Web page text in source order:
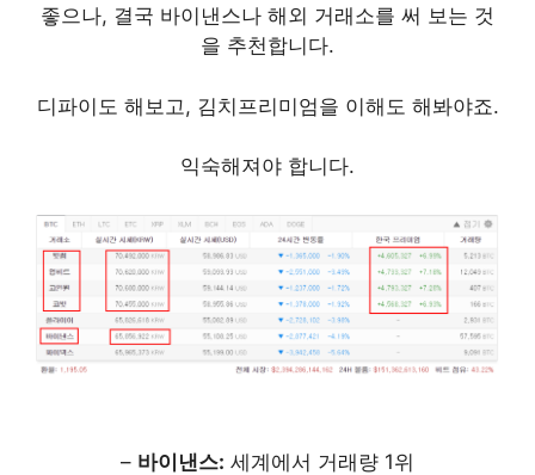
좋으나, 결국 바이낸스나 해외 거래소를 써 보는 것
을 추천합니다.
디파이도 해보고, 김치프리미엄을 이해도 해봐야죠.
익숙해져야 합니다.
– 바이낸스: 세계에서 거래량 1위